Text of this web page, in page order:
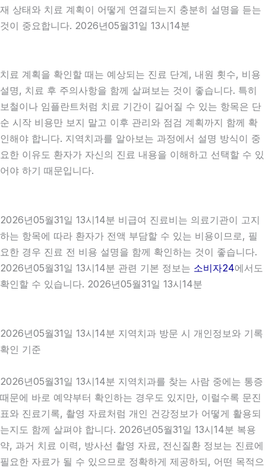
재 상태와 치료 계획이 어떻게 연결되는지 충분히 설명을 듣는
것이 중요합니다. 2026년05월31일 13시14분
치료 계획을 확인할 때는 예상되는 진료 단계, 내원 횟수, 비용
설명, 치료 후 주의사항을 함께 살펴보는 것이 좋습니다. 특히
보철이나 임플란트처럼 치료 기간이 길어질 수 있는 항목은 단
순 시작 비용만 보지 말고 이후 관리와 점검 계획까지 함께 확
인해야 합니다. 지역치과를 알아보는 과정에서 설명 방식이 중
요한 이유도 환자가 자신의 진료 내용을 이해하고 선택할 수 있
어야 하기 때문입니다.
2026년05월31일 13시14분 비급여 진료비는 의료기관이 고지
하는 항목에 따라 환자가 전액 부담할 수 있는 비용이므로, 필
요한 경우 진료 전 비용 설명을 함께 확인하는 것이 좋습니다.
2026년05월31일 13시14분 관련 기본 정보는 소비자24에서도
확인할 수 있습니다. 2026년05월31일 13시14분
2026년05월31일 13시14분 지역치과 방문 시 개인정보와 기록
확인 기준
2026년05월31일 13시14분 지역치과를 찾는 사람 중에는 통증
때문에 바로 예약부터 확인하는 경우도 있지만, 이럴수록 문진
표와 진료기록, 촬영 자료처럼 개인 건강정보가 어떻게 활용되
는지도 함께 살펴야 합니다. 2026년05월31일 13시14분 복용
약, 과거 치료 이력, 방사선 촬영 자료, 전신질환 정보는 진료에
필요한 자료가 될 수 있으므로 정확하게 제공하되, 어떤 목적으